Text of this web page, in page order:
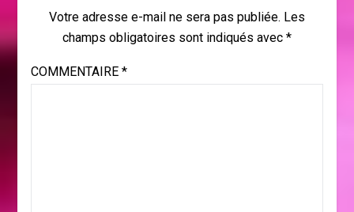
Votre adresse e-mail ne sera pas publiée. Les
champs obligatoires sont indiqués avec *
COMMENTAIRE *